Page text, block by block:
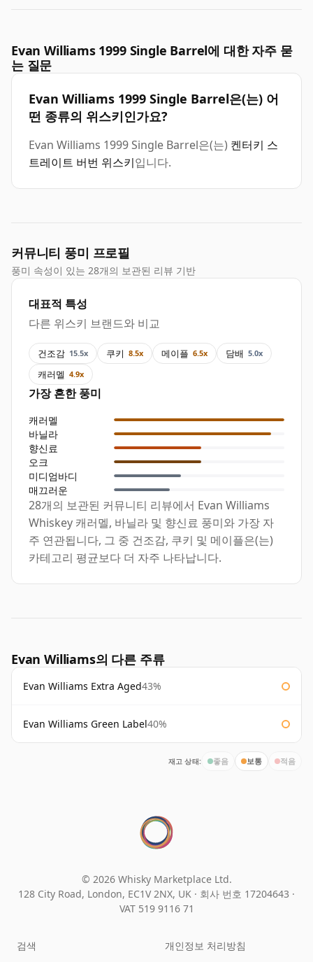
Evan Williams 1999 Single Barrel에 대한 자주 묻
는 질문
Evan Williams 1999 Single Barrel은(는) 어
떤 종류의 위스키인가요?
Evan Williams 1999 Single Barrel은(는) 켄터키 스
트레이트 버번 위스키입니다.
커뮤니티 풍미 프로필
풍미 속성이 있는 28개의 보관된 리뷰 기반
대표적 특성
다른 위스키 브랜드와 비교
건조감 15.5x 쿠키 8.5x 메이플 6.5x 담배 5.0x
캐러멜 4.9x
가장 흔한 풍미
캐러멜
바닐라
향신료
오크
미디엄바디
매끄러운
28개의 보관된 커뮤니티 리뷰에서 Evan Williams
Whiskey 캐러멜, 바닐라 및 향신료 풍미와 가장 자
주 연관됩니다, 그 중 건조감, 쿠키 및 메이플은(는)
카테고리 평균보다 더 자주 나타납니다.
Evan Williams의 다른 주류
Evan Williams Extra Aged43%
Evan Williams Green Label40%
재고 상태: 좋음 보통 적음
© 2026 Whisky Marketplace Ltd.
128 City Road, London, EC1V 2NX, UK · 회사 번호 17204643 ·
VAT 519 9116 71
검색 개인정보 처리방침